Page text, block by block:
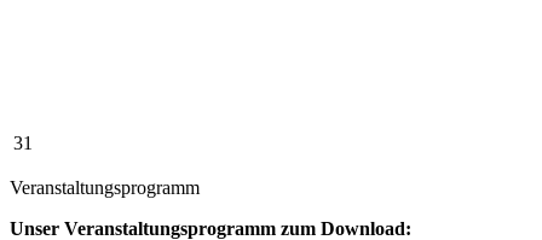
31
Veranstaltungsprogramm
Unser Veranstaltungsprogramm zum Download: